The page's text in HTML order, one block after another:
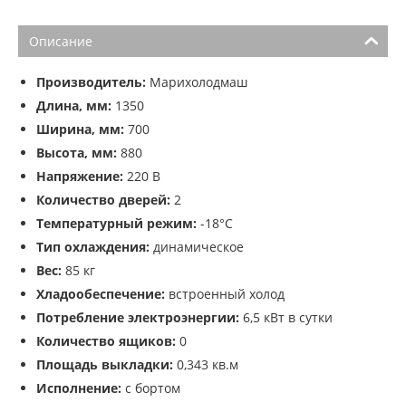
Описание
Производитель: Марихолодмаш
Длина, мм: 1350
Ширина, мм: 700
Высота, мм: 880
Напряжение: 220 В
Количество дверей: 2
Температурный режим: -18°С
Тип охлаждения: динамическое
Вес: 85 кг
Хладообеспечение: встроенный холод
Потребление электроэнергии: 6,5 кВт в сутки
Количество ящиков: 0
Площадь выкладки: 0,343 кв.м
Исполнение: с бортом